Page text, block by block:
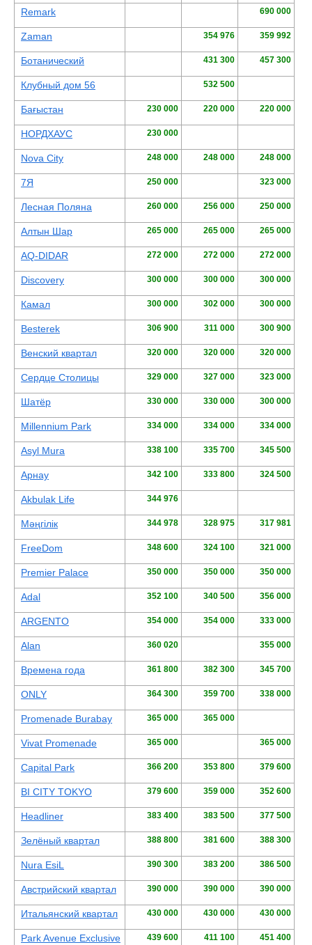
Remark 690 000
Zaman 354 976 359 992
Ботанический 431 300 457 300
Клубный дом 56 532 500
Бағыстан 230 000 220 000 220 000
НОРДХАУС 230 000
Nova Сity 248 000 248 000 248 000
7Я 250 000 323 000
Лесная Поляна 260 000 256 000 250 000
Алтын Шар 265 000 265 000 265 000
AQ-DIDAR 272 000 272 000 272 000
Discovery 300 000 300 000 300 000
Камал 300 000 302 000 300 000
Besterek 306 900 311 000 300 900
Венский квартал 320 000 320 000 320 000
Сердце Столицы 329 000 327 000 323 000
Шатёр 330 000 330 000 300 000
Millennium Park 334 000 334 000 334 000
Asyl Mura 338 100 335 700 345 500
Арнау 342 100 333 800 324 500
Akbulak Life 344 976
Мәңгілік 344 978 328 975 317 981
FreeDom 348 600 324 100 321 000
Premier Palace 350 000 350 000 350 000
Adal 352 100 340 500 356 000
ARGENTO 354 000 354 000 333 000
Alan 360 020 355 000
Времена года 361 800 382 300 345 700
ONLY 364 300 359 700 338 000
Promenade Burabay 365 000 365 000
Vivat Promenade 365 000 365 000
Capital Park 366 200 353 800 379 600
BI CITY TOKYO 379 600 359 000 352 600
Headliner 383 400 383 500 377 500
Зелёный квартал 388 800 381 600 388 300
Nura EsiL 390 300 383 200 386 500
Австрийский квартал 390 000 390 000 390 000
Итальянский квартал 430 000 430 000 430 000
Park Avenue Exclusive 439 600 411 100 451 400